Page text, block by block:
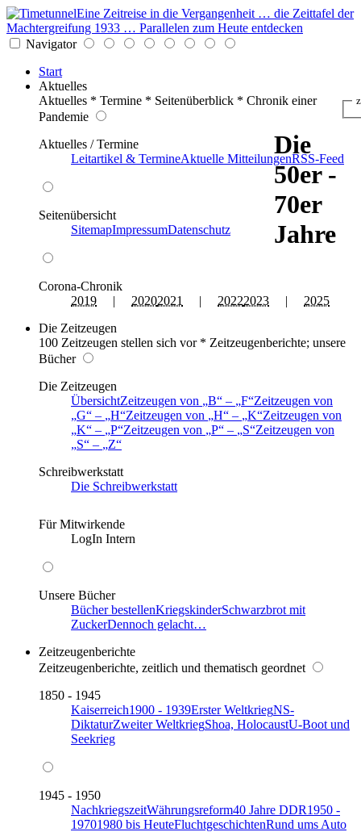
Eine Zeitreise in die Vergangenheit … die Zeittafel der
Machtergreifung 1933 … Parallelen zum Heute entdecken
Navigator
Start
Aktuelles
Aktuelles * Termine * Seitenüberblick * Chronik einer
Pandemie
Aktuelles / Termine
Leitartikel & TermineAktuelle MitteilungenRSS-Feed
Seitenübersicht
SitemapImpressumDatenschutz
Corona-Chronik
2019 | 20202021 | 20222023 | 2025
Die Zeitzeugen
100 Zeitzeugen stellen sich vor * Zeitzeugenberichte; unsere
Bücher
Die Zeitzeugen
ÜbersichtZeitzeugen von B – F Zeitzeugen von
G
– H Zeitzeugen von H – K Zeitzeugen von
K
– P Zeitzeugen von P – S Zeitzeugen von
S
–
Z
Schreibwerkstatt
Die Schreibwerkstatt
Für Mitwirkende
LogIn Intern
Unsere Bücher
Bücher bestellenKriegskinderSchwarzbrot mit
ZuckerDennoch gelacht…
Zeitzeugenberichte
Zeitzeugenberichte, zeitlich und thematisch geordnet
1850 - 1945
Kaiserreich1900 - 1939Erster WeltkriegNS-
DiktaturZweiter WeltkriegShoa, HolocaustU-Boot und
Seekrieg
1945 - 1950
NachkriegszeitWährungsreform40 Jahre DDR1950 -
19701980 bis HeuteFluchtgeschichtenRund ums Auto
Die
50er -
70er
Jahre